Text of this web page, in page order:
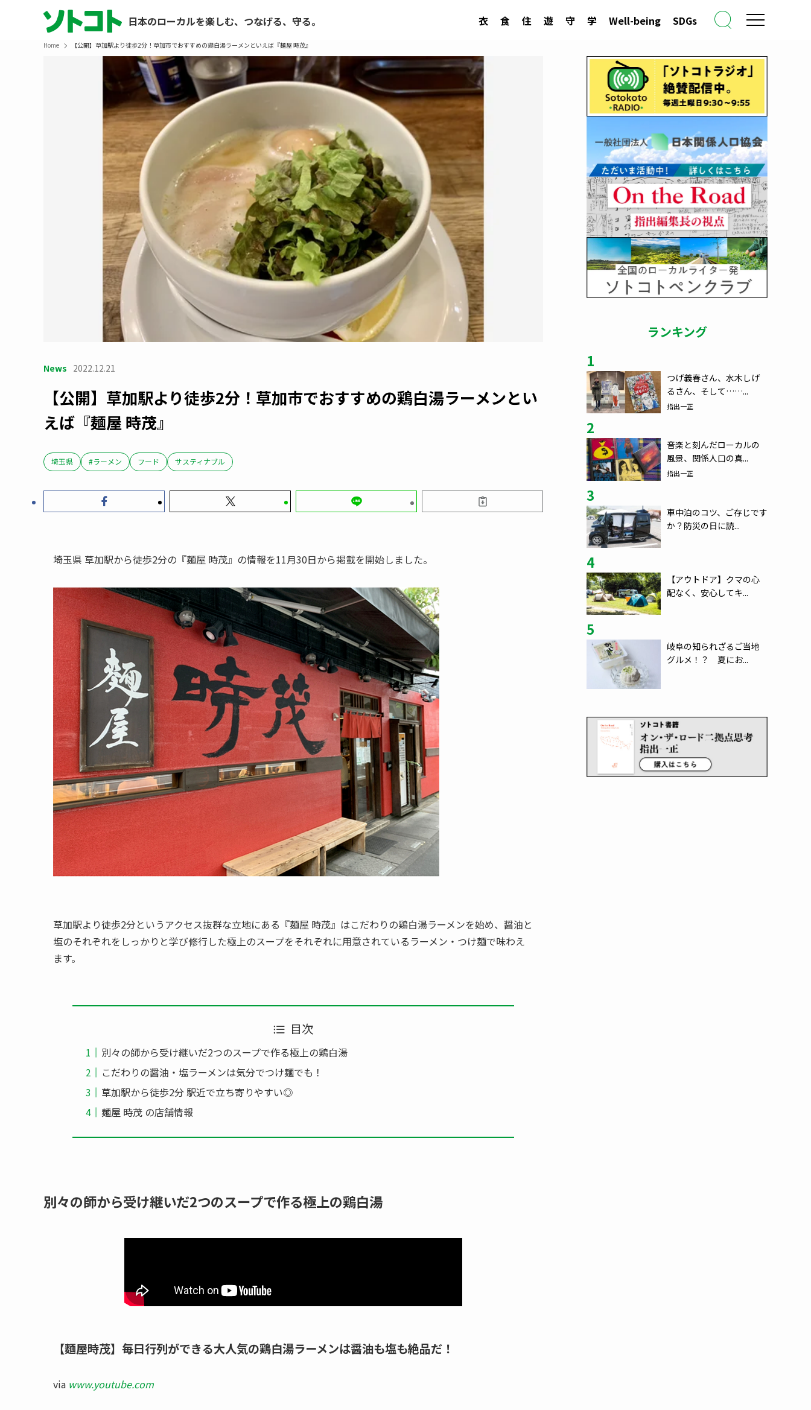
日本のローカルを楽しむ、つなげる、守る。 衣 食 住 遊 守 学 Well-being SDGs
Home 【公開】草加駅より徒歩2分！草加市でおすすめの鶏白湯ラーメンといえば『麺屋 時茂』
News 2022.12.21
【公開】草加駅より徒歩2分！草加市でおすすめの鶏白湯ラーメンとい
えば『麺屋 時茂』
埼玉県 #ラーメン フード サスティナブル
埼玉県 草加駅から徒歩2分の『麺屋 時茂』の情報を11月30日から掲載を開始しました。
草加駅より徒歩2分というアクセス抜群な立地にある『麺屋 時茂』はこだわりの鶏白湯ラーメンを始め、醤油と
塩のそれぞれをしっかりと学び修行した極上のスープをそれぞれに用意されているラーメン・つけ麺で味わえ
ます。
目次
別々の師から受け継いだ2つのスープで作る極上の鶏白湯
こだわりの醤油・塩ラーメンは気分でつけ麺でも！
草加駅から徒歩2分 駅近で立ち寄りやすい◎
麺屋 時茂 の店舗情報
別々の師から受け継いだ2つのスープで作る極上の鶏白湯
【麵屋時茂】毎日行列ができる大人気の鶏白湯ラーメンは醤油も塩も絶品だ！
via www.youtube.com
ランキング
1
つげ義春さん、水木しげ
るさん、そして……...
指出一正
2
音楽と刻んだローカルの
風景、関係人口の真...
指出一正
3
車中泊のコツ、ご存じです
か？防災の日に読...
4
【アウトドア】クマの心
配なく、安心してキ...
5
岐阜の知られざるご当地
グルメ！？ 夏にお...